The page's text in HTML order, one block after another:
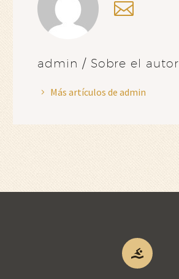
admin / Sobre el autor
Más artículos de admin

